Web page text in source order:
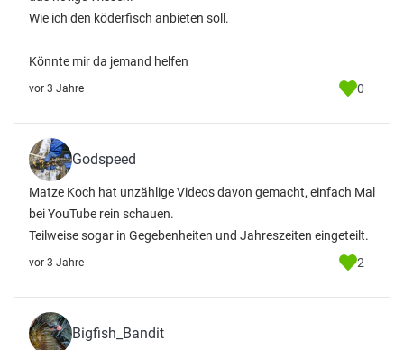
Wie ich den köderfisch anbieten soll.
Könnte mir da jemand helfen
vor 3 Jahre 0
Godspeed
Matze Koch hat unzählige Videos davon gemacht, einfach Mal
bei YouTube rein schauen.
Teilweise sogar in Gegebenheiten und Jahreszeiten eingeteilt.
vor 3 Jahre 2
Bigfish_Bandit